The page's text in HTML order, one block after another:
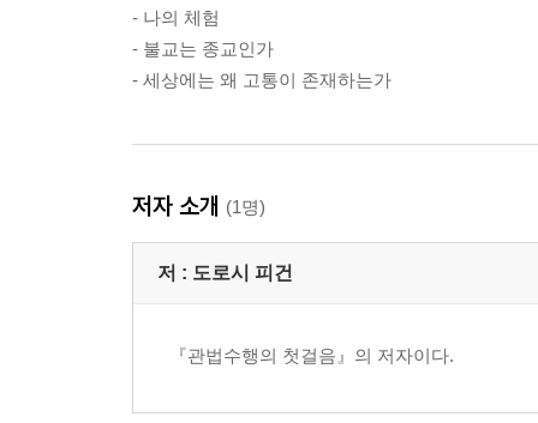
- 나의 체험
- 불교는 종교인가
- 세상에는 왜 고통이 존재하는가
저자 소개 (1명)
저 : 도로시 피건
『관법수행의 첫걸음』의 저자이다.